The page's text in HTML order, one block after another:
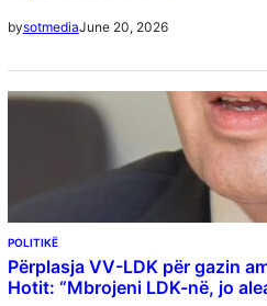
bysotmediaJune 20, 2026
POLITIKË
Përplasja VV-LDK për gazin
Hotit: “Mbrojeni LDK-në, jo